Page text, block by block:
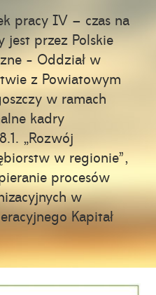
pracy IV – czas na
jest przez Polskie
- Oddział w
z Powiatowym
w ramach
kadry
„Rozwój
w regionie”,
procesów
w
Kapitał